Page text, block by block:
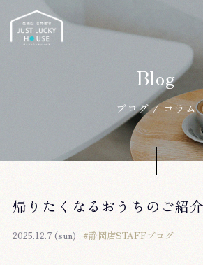
ブログ / コラム
帰りたくなるおうちのご紹介
2025.12.7 (sun) #静岡店STAFFブログ